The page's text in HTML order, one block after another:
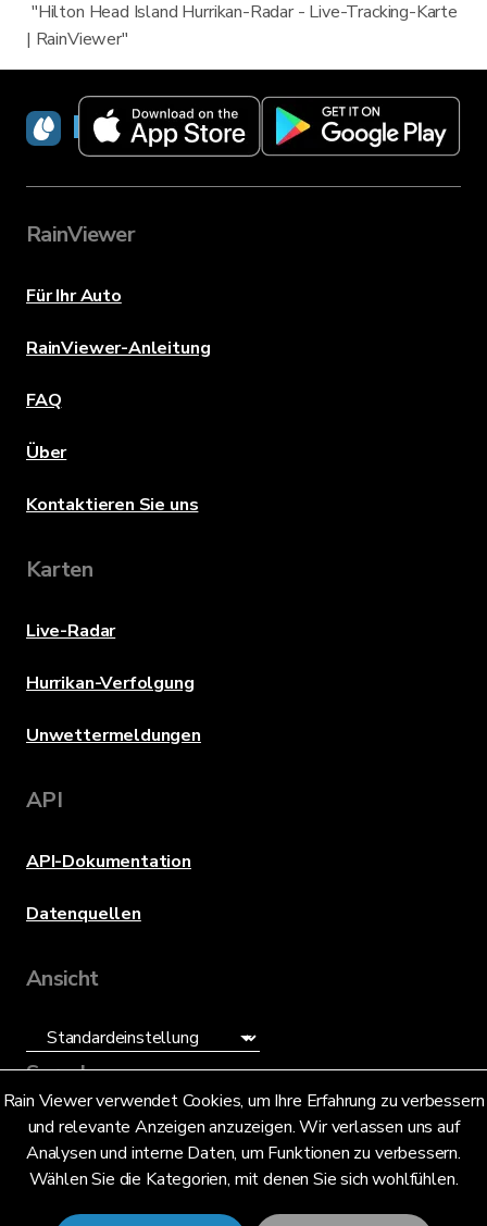
Rain Viewer verwendet Cookies, um Ihre Erfahrung zu verbessern
und relevante Anzeigen anzuzeigen. Wir verlassen uns auf
Analysen und interne Daten, um Funktionen zu verbessern.
Wählen Sie die Kategorien, mit denen Sie sich wohlfühlen.
"Hilton Head Island Hurrikan-Radar - Live-Tracking-Karte
| RainViewer"
RainViewer
RainViewer
Für Ihr Auto
RainViewer-Anleitung
FAQ
Über
Kontaktieren Sie uns
Karten
Live-Radar
Hurrikan-Verfolgung
Unwettermeldungen
API
API-Dokumentation
Datenquellen
Ansicht
Sprache
Deutsch (DE)